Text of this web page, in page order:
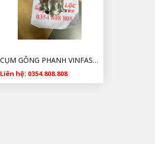
CỤM GÔNG PHANH VINFAST FADIL13591421 CHÍNH HÃNG
Liên hệ: 0354.808.808